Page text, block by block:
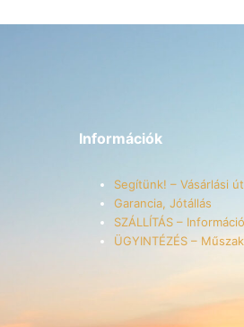
Információk
Segítünk! – Vásárlási
Garancia, Jótállás
SZÁLLÍTÁS –
ÜGYINTÉZÉS –